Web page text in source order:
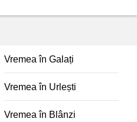
Vremea în Galați
Vremea în Urlești
Vremea în Blânzi